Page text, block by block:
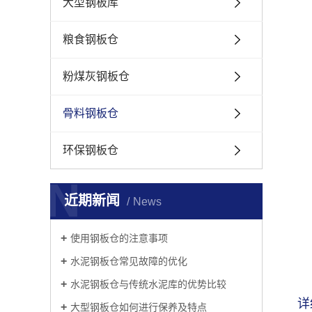
大型钢板库
粮食钢板仓
粉煤灰钢板仓
骨料钢板仓
环保钢板仓
近期新闻 News
N
使用钢板仓的注意事项
​水泥钢板仓常见故障的优化
​水泥钢板仓与传统水泥库的优势比较
大型钢板仓如何进行保养及特点